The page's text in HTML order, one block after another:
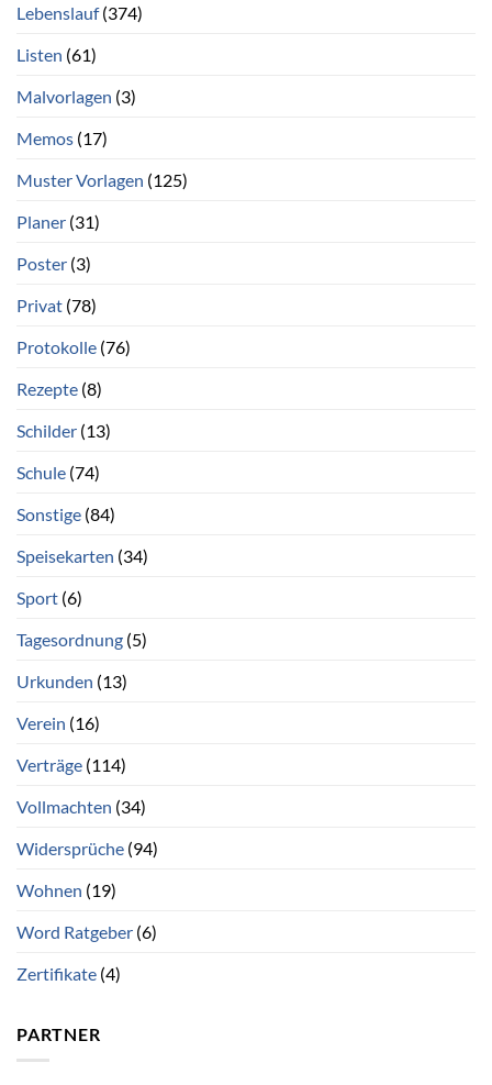
Lebenslauf(374)
Listen (61)
Malvorlagen (3)
Memos (17)
Muster Vorlagen (125)
Planer (31)
Poster (3)
Privat (78)
Protokolle (76)
Rezepte (8)
Schilder (13)
Schule (74)
Sonstige (84)
Speisekarten (34)
Sport (6)
Tagesordnung (5)
Urkunden (13)
Verein (16)
Verträge (114)
Vollmachten (34)
Widersprüche (94)
Wohnen (19)
Word Ratgeber (6)
Zertifikate (4)
PARTNER